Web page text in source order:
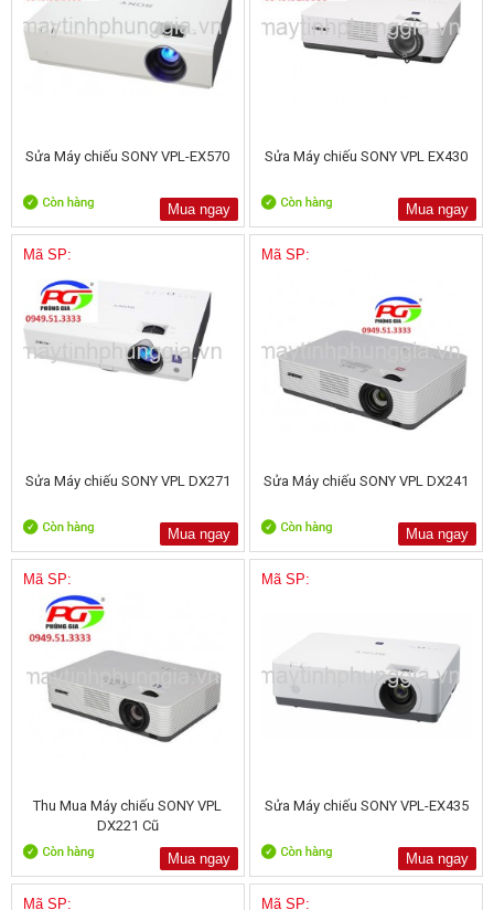
Sửa Máy chiếu SONY VPL-EX570
Mua ngay
Sửa Máy chiếu SONY VPL EX430
Mua ngay
Mã SP:
Sửa Máy chiếu SONY VPL DX271
Mua ngay
Mã SP:
Sửa Máy chiếu SONY VPL DX241
Mua ngay
Mã SP:
Thu Mua Máy chiếu SONY VPL
DX221 Cũ
Mua ngay
Mã SP:
Sửa Máy chiếu SONY VPL-EX435
Mua ngay
Mã SP: Mã SP: